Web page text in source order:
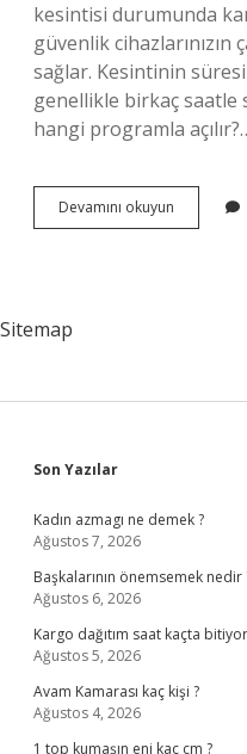
kesintisi durumunda
güvenlik cihazlarınızın
sağlar. Kesintinin
genellikle birkaç saatle
hangi programla
Devamını okuyun
Kamera
Sitemap
Sidebar
Son Yazılar
Kadın azmagı ne demek ?
Ağustos 7, 2026
Başkalarının önemsemek nedir
Ağustos 6, 2026
Kargo dağıtım saat kaçta
Ağustos 5, 2026
Avam Kamarası kaç kişi ?
Ağustos 4, 2026
1 top kumaşın eni kaç cm ?